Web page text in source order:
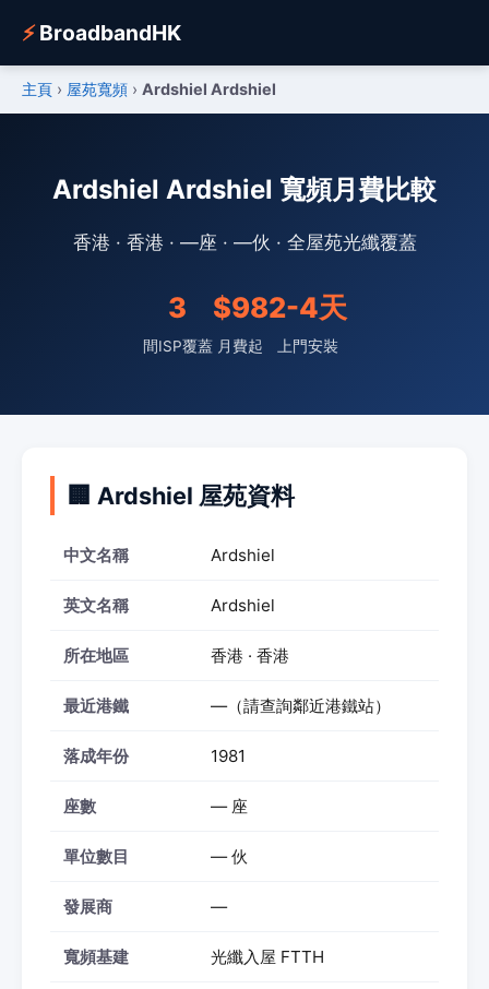
⚡BroadbandHK
主頁 › 屋苑寬頻 › Ardshiel Ardshiel
Ardshiel Ardshiel 寬頻月費比較
香港 · 香港 · —座 · —伙 · 全屋苑光纖覆蓋
3
間ISP覆蓋
$98
月費起
2-4天
上門安裝
🏢 Ardshiel 屋苑資料
中文名稱 Ardshiel
英文名稱 Ardshiel
所在地區 香港 · 香港
最近港鐵 —（請查詢鄰近港鐵站）
落成年份 1981
座數 — 座
單位數目 — 伙
發展商 —
寬頻基建 光纖入屋 FTTH